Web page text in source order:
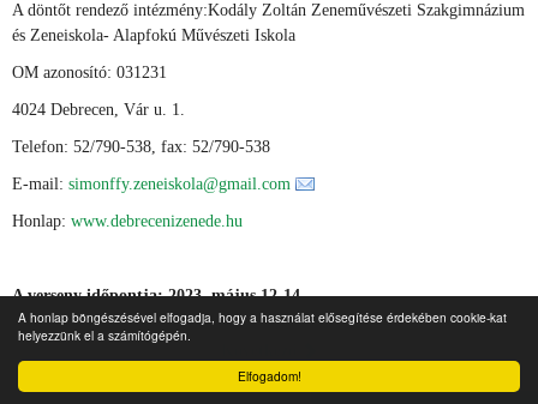
Elfogadom!
A honlap böngészésével elfogadja, hogy a használat elősegítése érdekében cookie-kat
helyezzünk el a számítógépén.
A döntőt rendező intézmény:Kodály Zoltán Zeneművészeti Szakgimnázium
és Zeneiskola- Alapfokú Művészeti Iskola
OM azonosító: 031231
4024 Debrecen, Vár u. 1.
Telefon: 52/790-538, fax: 52/790-538
E-mail: simonffy.zeneiskola@gmail.com
Honlap: www.debrecenizenede.hu
A verseny időpontja: 2023. május 12-14.